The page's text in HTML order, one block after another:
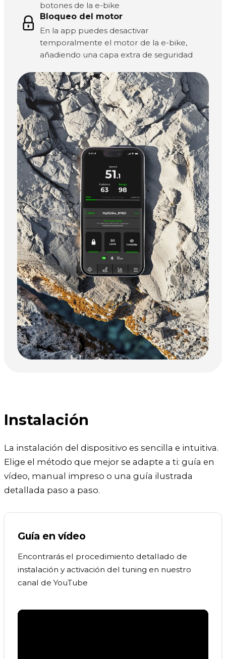
botones de la e-bike
Bloqueo del motor
En la app puedes desactivar
temporalmente el motor de la e-bike,
añadiendo una capa extra de seguridad
Instalación
La instalación del dispositivo es sencilla e intuitiva.
Elige el método que mejor se adapte a ti: guía en
vídeo, manual impreso o una guía ilustrada
detallada paso a paso.
Guía en vídeo
Encontrarás el procedimiento detallado de
instalación y activación del tuning en nuestro
canal de YouTube